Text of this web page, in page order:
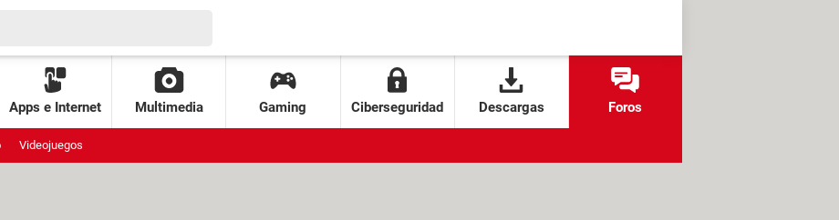
Apps e Internet Multimedia Gaming Ciberseguridad Descargas Foros
Videojuegos